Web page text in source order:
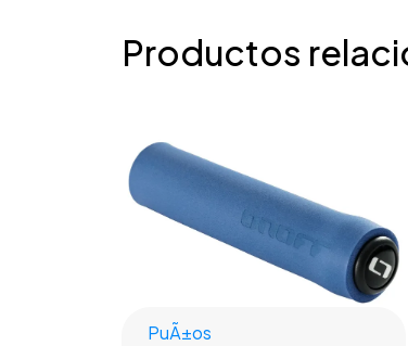
Productos
PuÃ±os